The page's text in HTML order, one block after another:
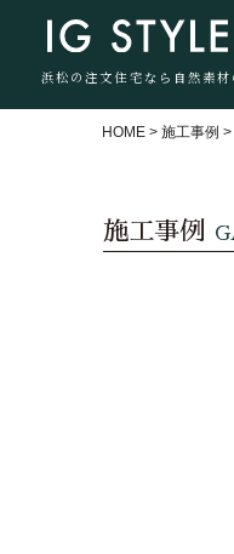
浜松の注文住宅なら自然素
HOME > 施工事例 >
施工事例